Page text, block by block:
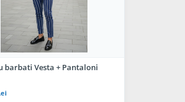
barbati Vesta + Pantaloni